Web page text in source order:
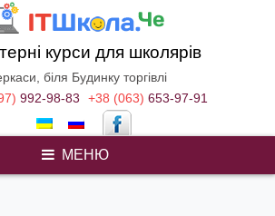
курси для школярів
біля Будинку торгівлі
992-98-83 +38 (063) 653-97-91
МЕНЮ